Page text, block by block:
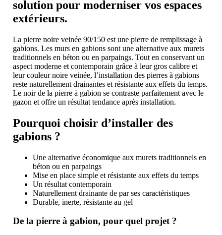
solution pour moderniser vos espaces
extérieurs.
La pierre noire veinée 90/150 est une pierre de remplissage à
gabions. Les murs en gabions sont une alternative aux murets
traditionnels en béton ou en parpaings. Tout en conservant un
aspect moderne et contemporain grâce à leur gros calibre et
leur couleur noire veinée, l’installation des pierres à gabions
reste naturellement drainantes et résistante aux effets du temps.
Le noir de la pierre à gabion se contraste parfaitement avec le
gazon et offre un résultat tendance après installation.
Pourquoi choisir d’installer des
gabions ?
Une alternative économique aux murets traditionnels en
béton ou en parpaings
Mise en place simple et résistante aux effets du temps
Un résultat contemporain
Naturellement drainante de par ses caractéristiques
Durable, inerte, résistante au gel
De la pierre à gabion, pour quel projet ?